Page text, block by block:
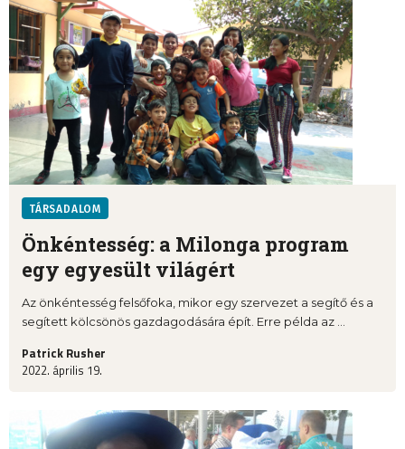
TÁRSADALOM
Önkéntesség: a Milonga program
egy egyesült világért
Az önkéntesség felsőfoka, mikor egy szervezet a segítő és a
segített kölcsönös gazdagodására épít. Erre példa az ...
Patrick Rusher
2022. április 19.